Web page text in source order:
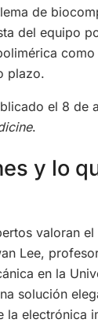
de
del equipo
plazo.
el 8 de
.
y lo
valoran
Lee,
en la
solución
la electrónica